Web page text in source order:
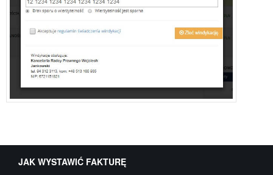
JAK WYSTAWIĆ FAKTURĘ